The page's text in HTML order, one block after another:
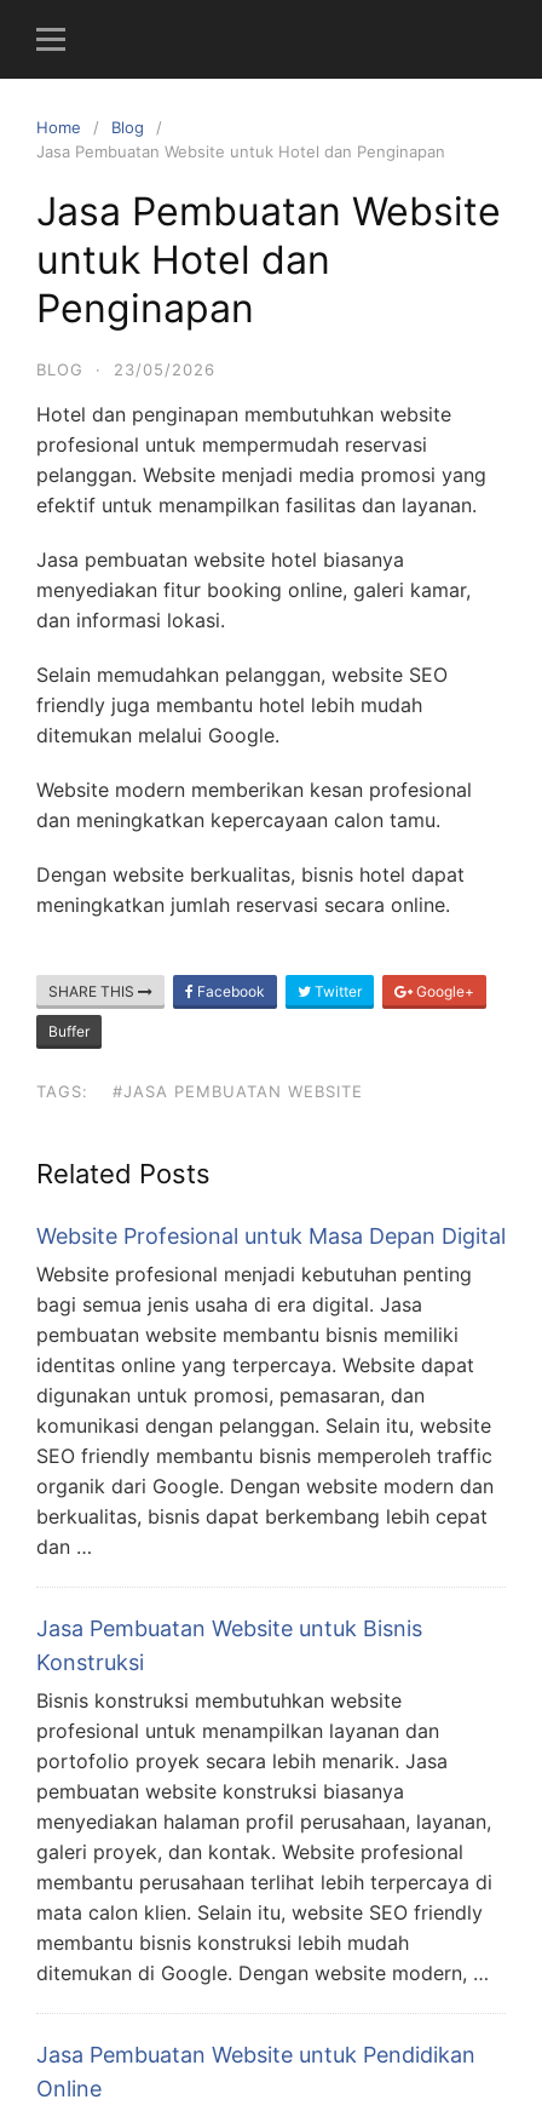
i
Home
Blog
Jasa Pembuatan Website untuk Hotel dan Penginapan
Jasa Pembuatan Website
untuk Hotel dan
Penginapan
BLOG · 23/05/2026
Hotel dan penginapan membutuhkan website
profesional untuk mempermudah reservasi
pelanggan. Website menjadi media promosi yang
efektif untuk menampilkan fasilitas dan layanan.
Jasa pembuatan website hotel biasanya
menyediakan fitur booking online, galeri kamar,
dan informasi lokasi.
Selain memudahkan pelanggan, website SEO
friendly juga membantu hotel lebih mudah
ditemukan melalui Google.
Website modern memberikan kesan profesional
dan meningkatkan kepercayaan calon tamu.
Dengan website berkualitas, bisnis hotel dapat
meningkatkan jumlah reservasi secara online.
SHARE THIS Facebook Twitter Google+
Buffer
TAGS: #JASA PEMBUATAN WEBSITE
Related Posts
Website Profesional untuk Masa Depan Digital
Website profesional menjadi kebutuhan penting
bagi semua jenis usaha di era digital. Jasa
pembuatan website membantu bisnis memiliki
identitas online yang terpercaya. Website dapat
digunakan untuk promosi, pemasaran, dan
komunikasi dengan pelanggan. Selain itu, website
SEO friendly membantu bisnis memperoleh traffic
organik dari Google. Dengan website modern dan
berkualitas, bisnis dapat berkembang lebih cepat
dan …
Jasa Pembuatan Website untuk Bisnis
Konstruksi
Bisnis konstruksi membutuhkan website
profesional untuk menampilkan layanan dan
portofolio proyek secara lebih menarik. Jasa
pembuatan website konstruksi biasanya
menyediakan halaman profil perusahaan, layanan,
galeri proyek, dan kontak. Website profesional
membantu perusahaan terlihat lebih terpercaya di
mata calon klien. Selain itu, website SEO friendly
membantu bisnis konstruksi lebih mudah
ditemukan di Google. Dengan website modern, …
Jasa Pembuatan Website untuk Pendidikan
Online